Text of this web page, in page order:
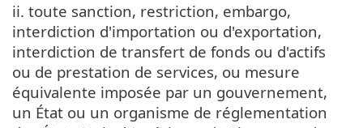
ii. toute sanction, restriction, embargo,
interdiction d'importation ou d'exportation,
interdiction de transfert de fonds ou d'actifs
ou de prestation de services, ou mesure
équivalente imposée par un gouvernement,
un État ou un organisme de réglementation